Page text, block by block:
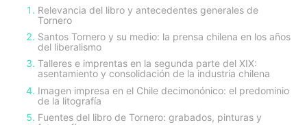
Relevancia del libro y antecedentes generales de
Tornero
Santos Tornero y su medio: la prensa chilena en los años
del liberalismo
Talleres e imprentas en la segunda parte del XIX:
asentamiento y consolidación de la industria chilena
Imagen impresa en el Chile decimonónico: el predominio
de la litografía
Fuentes del libro de Tornero: grabados, pinturas y